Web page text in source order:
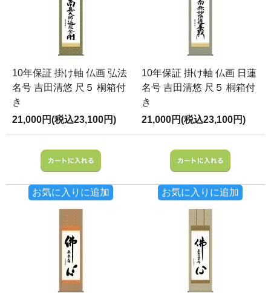
10年保証 掛け軸 仏画 弘法
名号 吉田清悠 尺５ 桐箱付
き
21,000円(税込23,100円)
お気に入りに追加
10年保証 掛け軸 仏画 日蓮
名号 吉田清悠 尺５ 桐箱付
き
21,000円(税込23,100円)
お気に入りに追加